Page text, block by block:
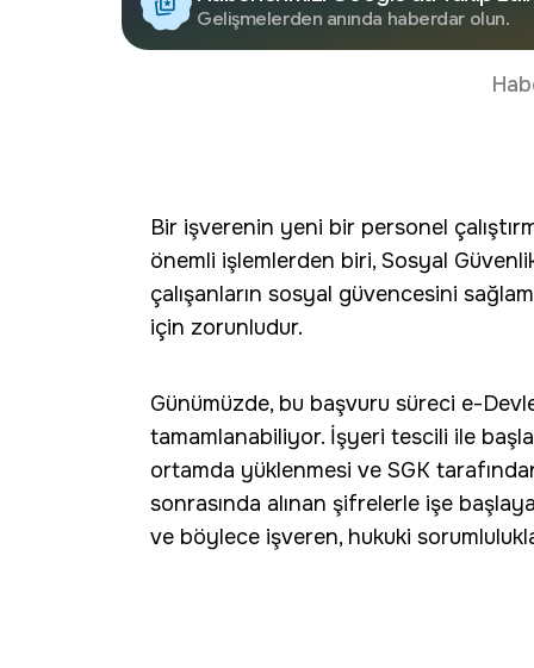
Gelişmelerden anında haberdar olun.
Bir işverenin yeni bir personel
önemli işlemlerden biri, Sosyal
çalışanların sosyal güvencesini
için zorunludur.
Günümüzde, bu başvuru süreci e-
tamamlanabiliyor. İşyeri tescili ile
ortamda yüklenmesi ve SGK
sonrasında alınan şifrelerle işe
ve böylece işveren, hukuki